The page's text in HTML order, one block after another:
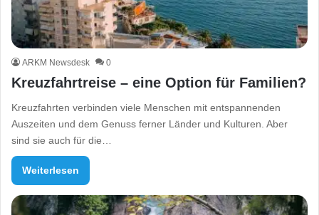
ARKM Newsdesk 0
Kreuzfahrtreise – eine Option für Familien?
Kreuzfahrten verbinden viele Menschen mit entspannenden
Auszeiten und dem Genuss ferner Länder und Kulturen. Aber
sind sie auch für die…
Weiterlesen